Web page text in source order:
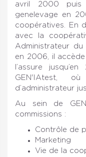
avril 2000 puis
genelevage en
coopératives. En
avec la
Administrateur
en 2006, il
l’assure
GEN'IAtest,
d’administrateur
Au sein de
commissions :
Contrôle de
Marketing
Vie de la